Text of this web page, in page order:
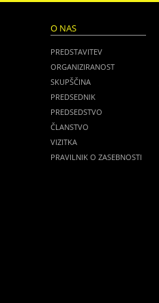
O NAS
PREDSTAVITEV
ORGANIZIRANOST
SKUPŠČINA
PREDSEDNIK
PREDSEDSTVO
ČLANSTVO
VIZITKA
PRAVILNIK O ZASEBNOSTI